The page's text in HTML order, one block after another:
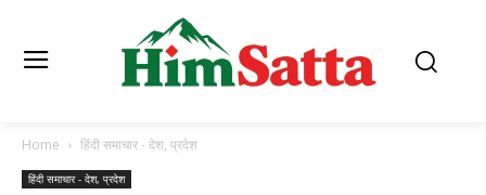
Home हिंदी समाचार - देश, प्रदेश
हिंदी समाचार - देश, प्रदेश